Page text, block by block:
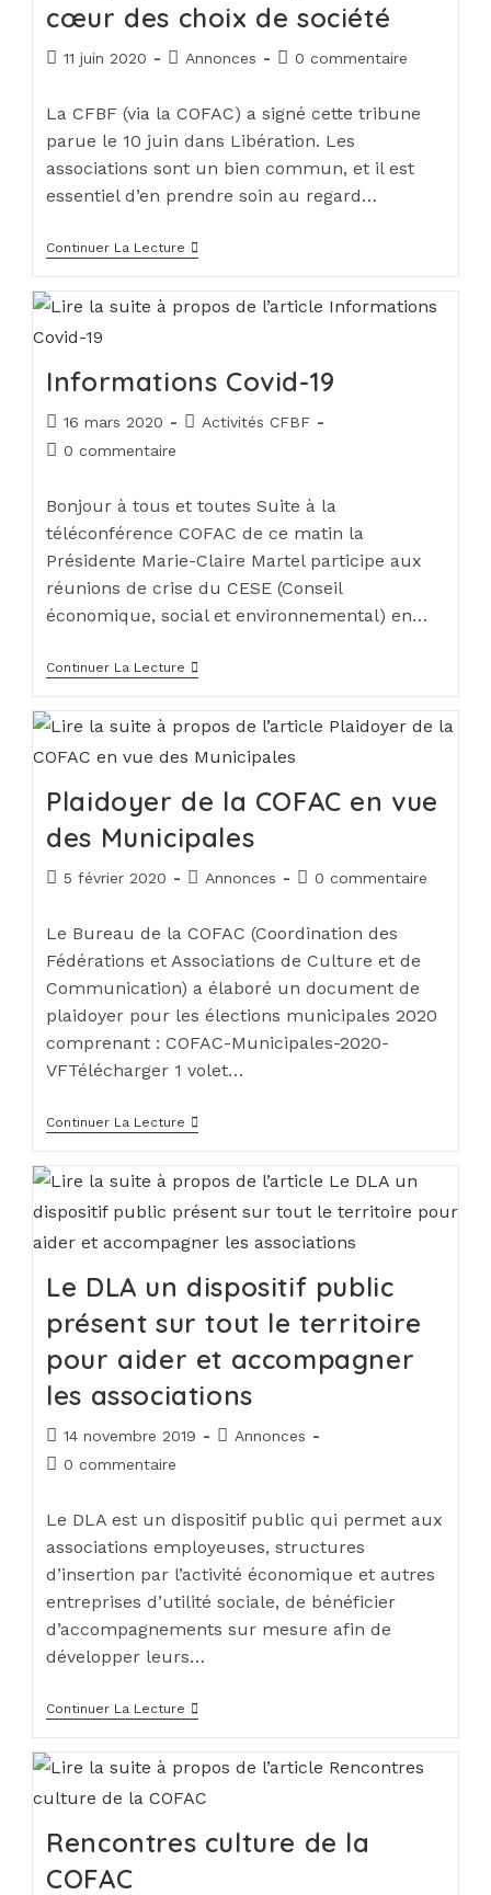
cœur des choix de société
11 juin 2020 Annonces 0 commentaire
La CFBF (via la COFAC) a signé cette tribune
parue le 10 juin dans Libération. Les
associations sont un bien commun, et il est
essentiel d’en prendre soin au regard…
Continuer La Lecture
Informations Covid-19
16 mars 2020
Activités CFBF
0 commentaire
Bonjour à tous et toutes Suite à la
téléconférence COFAC de ce matin la
Présidente Marie-Claire Martel participe aux
réunions de crise du CESE (Conseil
économique, social et environnemental) en…
Continuer La Lecture
Plaidoyer de la COFAC en vue
des Municipales
5 février 2020 Annonces 0 commentaire
Le Bureau de la COFAC (Coordination des
Fédérations et Associations de Culture et de
Communication) a élaboré un document de
plaidoyer pour les élections municipales 2020
comprenant : COFAC-Municipales-2020-
VFTélécharger 1 volet…
Continuer La Lecture
Le DLA un dispositif public
présent sur tout le territoire
pour aider et accompagner
les associations
14 novembre 2019
Annonces
0 commentaire
Le DLA est un dispositif public qui permet aux
associations employeuses, structures
d’insertion par l’activité économique et autres
entreprises d’utilité sociale, de bénéficier
d’accompagnements sur mesure afin de
développer leurs…
Continuer La Lecture
Rencontres culture de la
COFAC